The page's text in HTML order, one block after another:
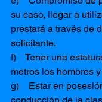
su caso, llegar a
prestará a través de
solicitante.
f)    Tener una
metros los hombres
g)    Estar en